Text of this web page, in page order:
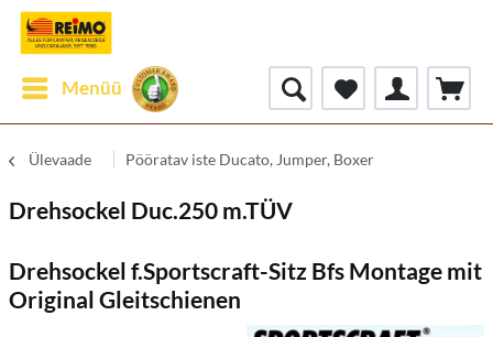
Menüü
Ülevaade Pööratav iste Ducato, Jumper, Boxer
Drehsockel Duc.250 m.TÜV
Drehsockel f.Sportscraft-Sitz Bfs Montage mit
Original Gleitschienen